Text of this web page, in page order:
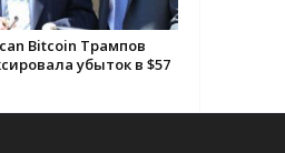
Bitcoin Трампов
убыток в $57